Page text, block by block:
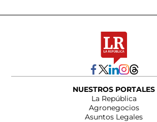
NUESTROS PORTALES
La República
Agronegocios
Asuntos Legales